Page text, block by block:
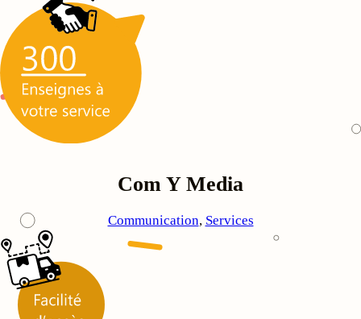
Com Y Media
Communication, Services